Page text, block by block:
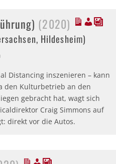
(2020)
Hildesheim)
Distancing inszenieren – kann
den Kulturbetrieb an den
gebracht hat, wagt sich
Craig Simmons auf
direkt vor die Autos.